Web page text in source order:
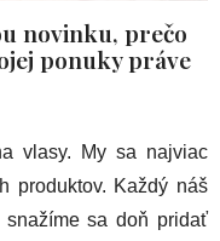
novinku, prečo
ponuky práve
vlasy. My sa najviac
produktov. Každý náš
sa doň pridať